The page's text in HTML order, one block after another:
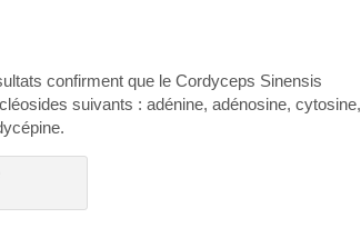
confirment que le Cordyceps Sinensis
suivants : adénine, adénosine, cytosine,